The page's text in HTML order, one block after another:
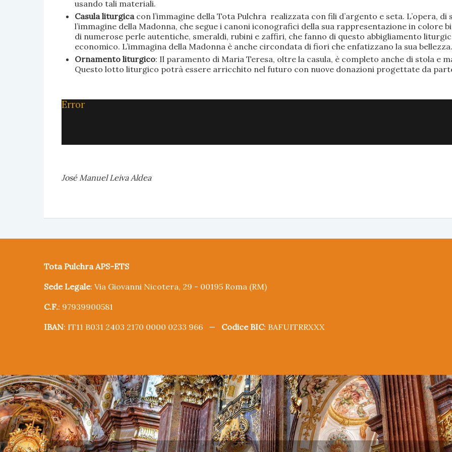
usando tali materiali.
Casula liturgica con l’immagine della Tota Pulchra realizzata con fili d’argento e seta. L’opera,
l’immagine della Madonna, che segue i canoni iconografici della sua rappresentazione in colore
di numerose perle autentiche, smeraldi, rubini e zaffiri, che fanno di questo abbigliamento
economico. L’immagina della Madonna è anche circondata di fiori che enfatizzano la sua bellezza.
Ornamento liturgico: Il paramento di Maria Teresa, oltre la casula, è completo anche di stola e
Questo lotto liturgico potrà essere arricchito nel futuro con nuove donazioni progettate da
Error
José Manuel Leiva Aldea
Tota Pulchra APS-ETS
Sede Legale: Via Giovanni Nicotera, 29 - 00195 Roma (RM)
C.F.: 97939900581
IBAN: IT11 B031 2403 2170 0000 0233 966 — Codice BIC: BAFUITRRXXX